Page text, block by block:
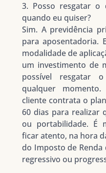
3. Posso resgatar o
quando eu quiser?
Sim. A previdência
para aposentadoria.
modalidade de
um investimento de
possível resgatar
qualquer
cliente contrata o
60 dias para realizar
ou portabilidade. É
ficar atento, na hora
do Imposto de
regressivo ou